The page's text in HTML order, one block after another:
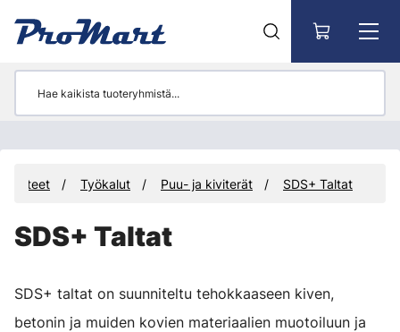
Tuotteet Työkalut Puu- ja kiviterät SDS+ Taltat
SDS+ Taltat
SDS+ taltat on suunniteltu tehokkaaseen kiven,
betonin ja muiden kovien materiaalien muotoiluun ja